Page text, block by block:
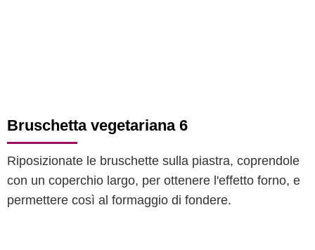
Bruschetta vegetariana 6
Riposizionate le bruschette sulla piastra, coprendole
con un coperchio largo, per ottenere l'effetto forno, e
permettere così al formaggio di fondere.